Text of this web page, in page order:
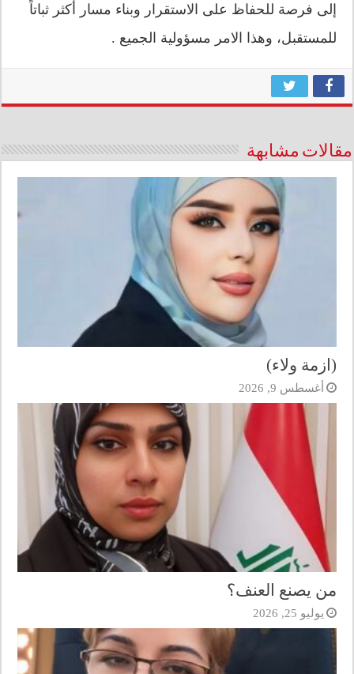
إلى فرصة للحفاظ على الاستقرار وبناء مسار أكثر ثباتاً
للمستقبل، وهذا الامر مسؤولية الجميع .
مقالات مشابهة
(ازمة ولاء)
أغسطس 9, 2026
من يصنع العنف؟
يوليو 25, 2026